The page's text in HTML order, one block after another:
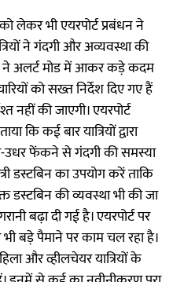
भी एयरपोर्ट प्रबंधन ने
ने गंदगी और अव्यवस्था की
ने अलर्ट मोड में आकर कड़े कदम
को सख्त निर्देश दिए गए हैं
नहीं की जाएगी। एयरपोर्ट
कि कई बार यात्रियों द्वारा
फेंकने से गंदगी की समस्या
डस्टबिन का उपयोग करें ताकि
डस्टबिन की व्यवस्था भी की जा
बढ़ा दी गई है। एयरपोर्ट पर
बड़े पैमाने पर काम चल रहा है।
और व्हीलचेयर यात्रियों के